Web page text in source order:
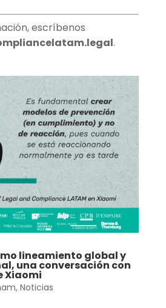
escríbenos
.
lineamiento global y
una conversación con
Xiaomi
, Noticias